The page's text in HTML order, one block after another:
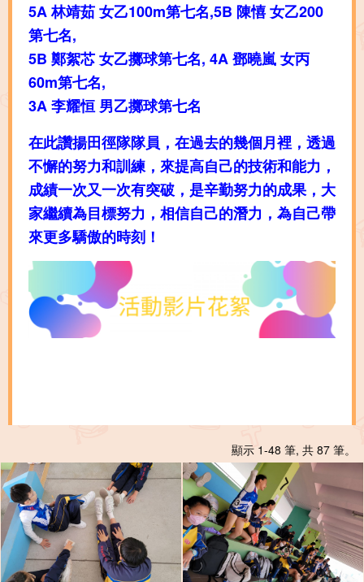
5A 林靖茹 女乙100m第七名,5B 陳憘 女乙200
第七名,
5B 鄭絮芯 女乙擲球第七名, 4A 鄧曉嵐 女丙
60m第七名,
3A 李耀恒 男乙擲球第七名
在此讚揚田徑隊隊員，在過去的幾個月裡，透過
不懈的努力和訓練，來提高自己的技術和能力，
成績一次又一次有突破，是辛勤努力的成果，大
家繼續為目標努力，相信自己的潛力，為自己帶
來更多驕傲的時刻！
顯示 1-48 筆, 共 87 筆。